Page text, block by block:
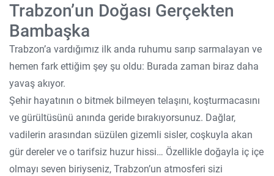
Trabzon’un Doğası Gerçekten
Bambaşka
Trabzon’a vardığımız ilk anda ruhumu sarıp sarmalayan ve
hemen fark ettiğim şey şu oldu: Burada zaman biraz daha
yavaş akıyor.
Şehir hayatının o bitmek bilmeyen telaşını, koşturmacasını
ve gürültüsünü anında geride bırakıyorsunuz. Dağlar,
vadilerin arasından süzülen gizemli sisler, coşkuyla akan
gür dereler ve o tarifsiz huzur hissi… Özellikle doğayla iç içe
olmayı seven biriyseniz, Trabzon’un atmosferi sizi